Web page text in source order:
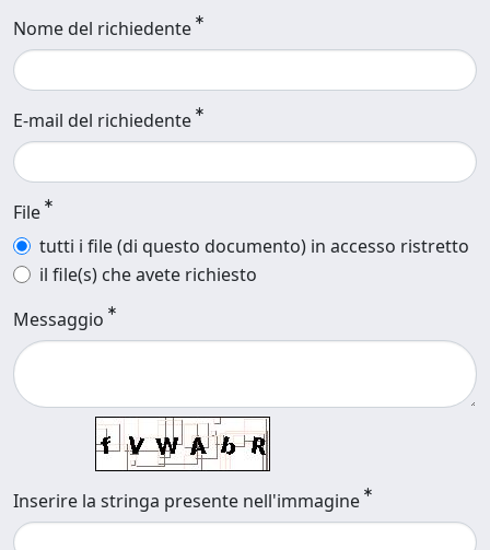
Nome del richiedente
E-mail del richiedente
File
tutti i file (di questo documento) in accesso ristretto
il file(s) che avete richiesto
Messaggio
Inserire la stringa presente nell'immagine